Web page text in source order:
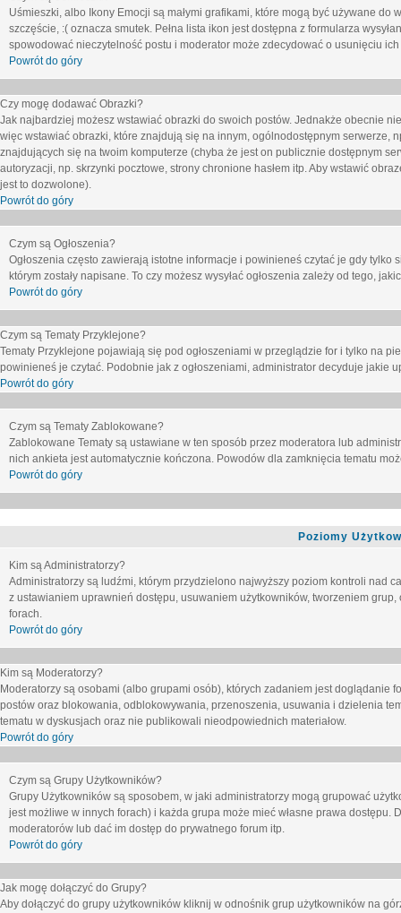
Uśmieszki, albo Ikony Emocji są małymi grafikami, które mogą być używane
szczęście, :( oznacza smutek. Pełna lista ikon jest dostępna z formularza
spowodować nieczytelność postu i moderator może zdecydować o usunięciu ich
Powrót do góry
Czy mogę dodawać Obrazki?
Jak najbardziej możesz wstawiać obrazki do swoich postów. Jednakże obecnie
więc wstawiać obrazki, które znajdują się na innym, ogólnodostępnym serwerze,
znajdujących się na twoim komputerze (chyba że jest on publicznie dostępnym
autoryzacji, np. skrzynki pocztowe, strony chronione hasłem itp. Aby wstawić
jest to dozwolone).
Powrót do góry
Czym są Ogłoszenia?
Ogłoszenia często zawierają istotne informacje i powinieneś czytać je gdy
którym zostały napisane. To czy możesz wysyłać ogłoszenia zależy od tego,
Powrót do góry
Czym są Tematy Przyklejone?
Tematy Przyklejone pojawiają się pod ogłoszeniami w przeglądzie for i tylko na
powinieneś je czytać. Podobnie jak z ogłoszeniami, administrator decyduje
Powrót do góry
Czym są Tematy Zablokowane?
Zablokowane Tematy są ustawiane w ten sposób przez moderatora lub
nich ankieta jest automatycznie kończona. Powodów dla zamknięcia tematu
Powrót do góry
Poziomy
Kim są Administratorzy?
Administratorzy są ludźmi, którym przydzielono najwyższy poziom kontroli nad
z ustawianiem uprawnień dostępu, usuwaniem użytkowników, tworzeniem
forach.
Powrót do góry
Kim są Moderatorzy?
Moderatorzy są osobami (albo grupami osób), których zadaniem jest
postów oraz blokowania, odblokowywania, przenoszenia, usuwania i dzielenia
tematu w dyskusjach oraz nie publikowali nieodpowiednich materiałow.
Powrót do góry
Czym są Grupy Użytkowników?
Grupy Użytkowników są sposobem, w jaki administratorzy mogą grupować
jest możliwe w innych forach) i każda grupa może mieć własne prawa
moderatorów lub dać im dostęp do prywatnego forum itp.
Powrót do góry
Jak mogę dołączyć do Grupy?
Aby dołączyć do grupy użytkowników kliknij w odnośnik grup użytkowników na